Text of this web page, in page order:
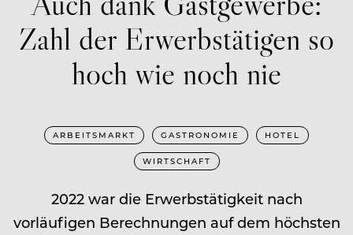
Zahl der Erwerbstätigen so
hoch wie noch nie
ARBEITSMARKT GASTRONOMIE HOTEL
WIRTSCHAFT
2022 war die Erwerbstätigkeit nach
vorläufigen Berechnungen auf dem höchsten